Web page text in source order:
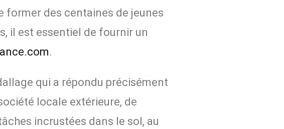
former des centaines de jeunes
il est essentiel de fournir un
.
qui a répondu précisément
locale extérieure, de
incrustées dans le sol, au